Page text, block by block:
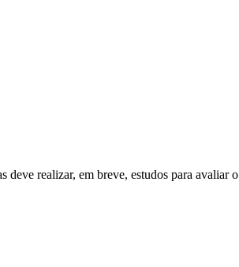
realizar, em breve, estudos para avaliar o